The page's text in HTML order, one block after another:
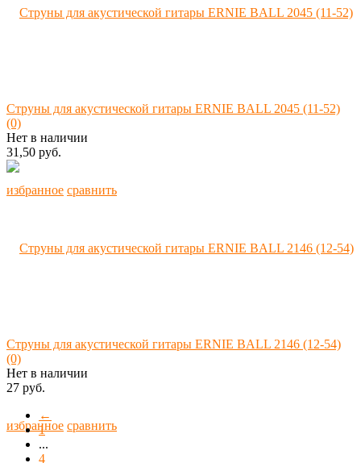
избранное сравнить
Струны для акустической гитары ERNIE BALL 2045 (11-52)
(0)
Нет в наличии
31,50 руб.
избранное сравнить
Струны для акустической гитары ERNIE BALL 2146 (12-54)
(0)
Нет в наличии
27 руб.
←
1
...
4